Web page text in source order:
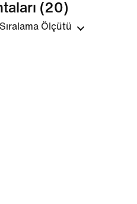
(20)
Sıralama Ölçütü